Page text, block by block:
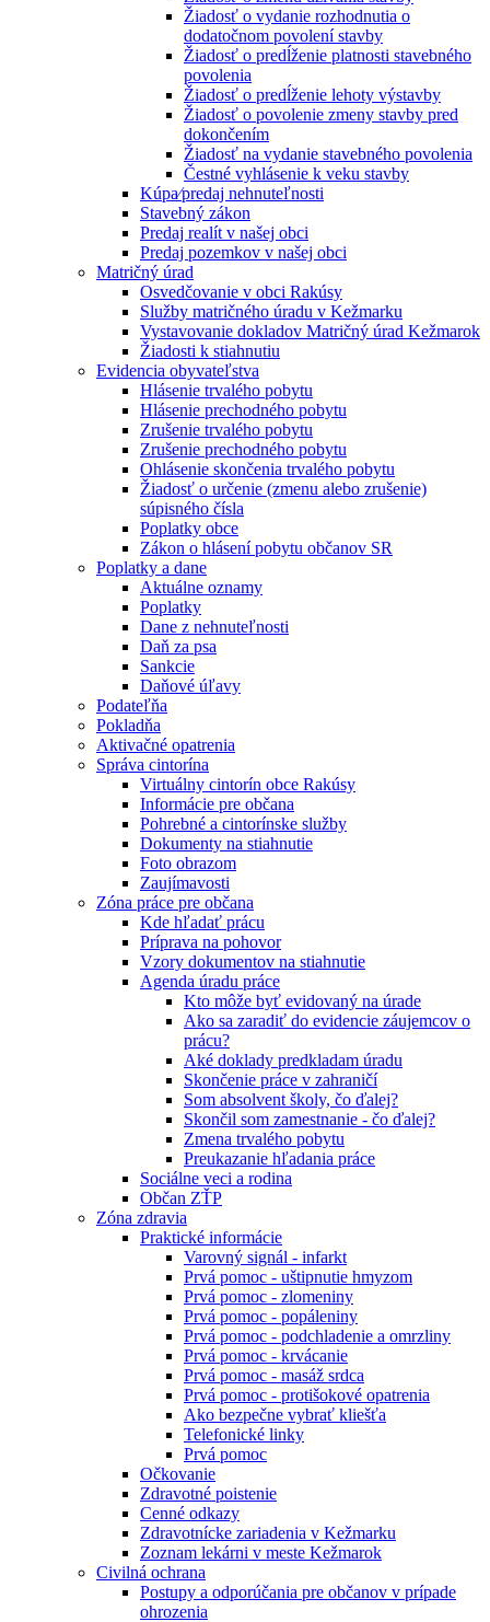
Žiadosť o vydanie rozhodnutia o
dodatočnom povolení stavby
Žiadosť o predĺženie platnosti stavebného
povolenia
Žiadosť o predĺženie lehoty výstavby
Žiadosť o povolenie zmeny stavby pred
dokončením
Žiadosť na vydanie stavebného povolenia
Čestné vyhlásenie k veku stavby
Kúpa⁄predaj nehnuteľnosti
Stavebný zákon
Predaj realít v našej obci
Predaj pozemkov v našej obci
Matričný úrad
Osvedčovanie v obci Rakúsy
Služby matričného úradu v Kežmarku
Vystavovanie dokladov Matričný úrad Kežmarok
Žiadosti k stiahnutiu
Evidencia obyvateľstva
Hlásenie trvalého pobytu
Hlásenie prechodného pobytu
Zrušenie trvalého pobytu
Zrušenie prechodného pobytu
Ohlásenie skončenia trvalého pobytu
Žiadosť o určenie (zmenu alebo zrušenie)
súpisného čísla
Poplatky obce
Zákon o hlásení pobytu občanov SR
Poplatky a dane
Aktuálne oznamy
Poplatky
Dane z nehnuteľnosti
Daň za psa
Sankcie
Daňové úľavy
Podateľňa
Pokladňa
Aktivačné opatrenia
Správa cintorína
Virtuálny cintorín obce Rakúsy
Informácie pre občana
Pohrebné a cintorínske služby
Dokumenty na stiahnutie
Foto obrazom
Zaujímavosti
Zóna práce pre občana
Kde hľadať prácu
Príprava na pohovor
Vzory dokumentov na stiahnutie
Agenda úradu práce
Kto môže byť evidovaný na úrade
Ako sa zaradiť do evidencie záujemcov o
prácu?
Aké doklady predkladam úradu
Skončenie práce v zahraničí
Som absolvent školy, čo ďalej?
Skončil som zamestnanie - čo ďalej?
Zmena trvalého pobytu
Preukazanie hľadania práce
Sociálne veci a rodina
Občan ZŤP
Zóna zdravia
Praktické informácie
Varovný signál - infarkt
Prvá pomoc - uštipnutie hmyzom
Prvá pomoc - zlomeniny
Prvá pomoc - popáleniny
Prvá pomoc - podchladenie a omrzliny
Prvá pomoc - krvácanie
Prvá pomoc - masáž srdca
Prvá pomoc - protišokové opatrenia
Ako bezpečne vybrať kliešťa
Telefonické linky
Prvá pomoc
Očkovanie
Zdravotné poistenie
Cenné odkazy
Zdravotnícke zariadenia v Kežmarku
Zoznam lekárni v meste Kežmarok
Civilná ochrana
Postupy a odporúčania pre občanov v prípade
ohrozenia